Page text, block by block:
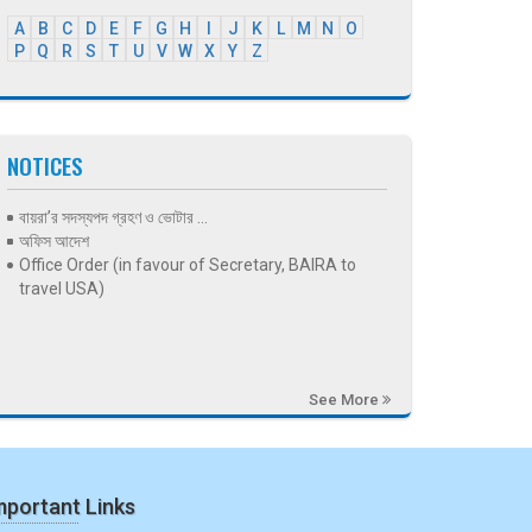
A B C D E F G H J K L M N
O
P
Q R S T U V W X Y Z
NOTICES
বায়রা’র সদস্যপদ গ্রহণ ও ভোটার ...
অফিস আদেশ
Office Order (in favour of Secretary, BAIRA to
travel USA)
See More
Links